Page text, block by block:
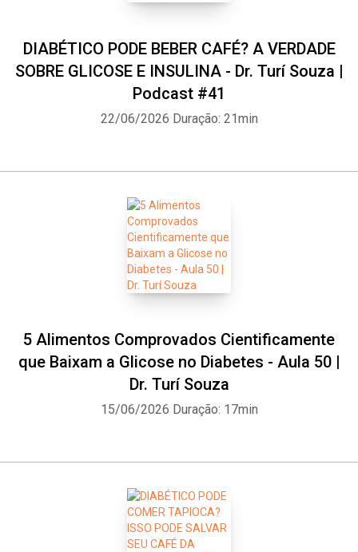
DIABÉTICO PODE BEBER CAFÉ? A VERDADE
SOBRE GLICOSE E INSULINA - Dr. Turí Souza |
Podcast #41
22/06/2026 Duração: 21min
5 Alimentos Comprovados Cientificamente
que Baixam a Glicose no Diabetes - Aula 50 |
Dr. Turí Souza
15/06/2026 Duração: 17min